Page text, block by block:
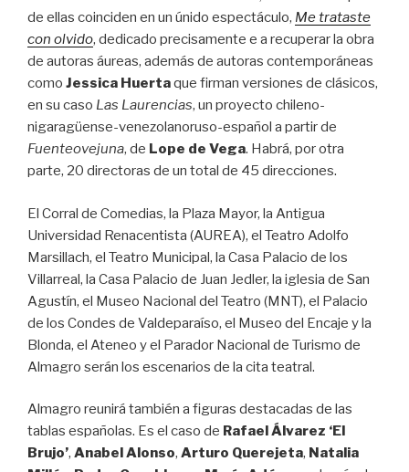
de ellas coinciden en un únido espectáculo, Me trataste
con olvido, dedicado precisamente e a recuperar la obra
de autoras áureas, además de autoras contemporáneas
como Jessica Huertaque firman versiones de clásicos,
en su caso Las Laurencias, un proyecto chileno-
nigaragüense-venezolanoruso-español a partir de
Fuenteovejuna, de Lope de Vega. Habrá, por otra
parte, 20 directoras de un total de 45 direcciones.
El Corral de Comedias, la Plaza Mayor, la Antigua
Universidad Renacentista (AUREA), el Teatro Adolfo
Marsillach, el Teatro Municipal, la Casa Palacio de los
Villarreal, la Casa Palacio de Juan Jedler, la iglesia de San
Agustín, el Museo Nacional del Teatro (MNT), el Palacio
de los Condes de Valdeparaíso, el Museo del Encaje y la
Blonda, el Ateneo y el Parador Nacional de Turismo de
Almagro serán los escenarios de la cita teatral.
Almagro reunirá también a figuras destacadas de las
tablas españolas. Es el caso de Rafael Álvarez ‘El
Brujo’, Anabel Alonso, Arturo Querejeta, Natalia